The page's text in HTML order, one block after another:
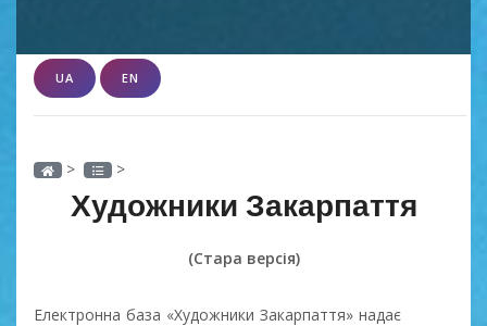
UA EN
> >
Художники Закарпаття
(Стара версія)
Електронна база «Художники Закарпаття» надає